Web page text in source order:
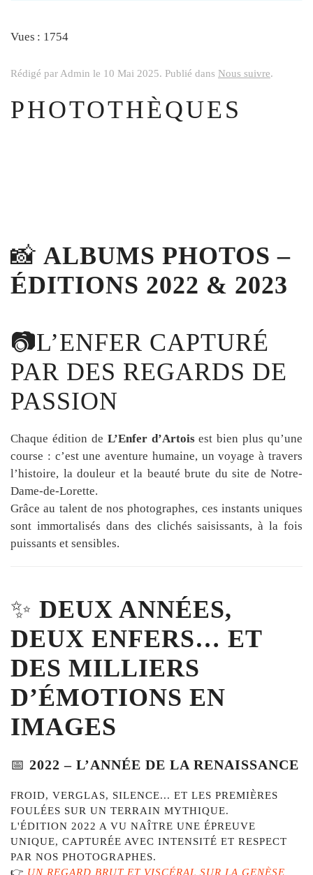
Vues : 1754
Rédigé par Admin le 10 Mai 2025. Publié dans Nous suivre.
PHOTOTHÈQUES
📸 ALBUMS PHOTOS –
ÉDITIONS 2022 & 2023
📷L’ENFER CAPTURÉ
PAR DES REGARDS DE
PASSION
Chaque édition de L’Enfer d’Artois estbienplus qu’une
course : c’estuneaventure humaine, unvoyageàtravers
l’histoire, la douleur et la beauté brute du site de Notre-
Dame-de-Lorette.
Grâceau talent de nosphotographes, ces instants uniques
sont immortalisés dans des clichéssaisissants,àla fois
puissants et sensibles.
✨ DEUX ANNÉES,
DEUX ENFERS… ET
DES MILLIERS
D’ÉMOTIONS EN
IMAGES
📅 2022 – L’ANNÉE DE LA RENAISSANCE
FROID, VERGLAS, SILENCE... ET LES PREMIÈRES
FOULÉES SUR UN TERRAIN MYTHIQUE.
L'ÉDITION 2022 A VU NAÎTRE UNE ÉPREUVE
UNIQUE, CAPTURÉE AVEC INTENSITÉ ET RESPECT
PAR NOS PHOTOGRAPHES.
👉 UN REGARD BRUT ET VISCÉRAL SUR LA GENÈSE